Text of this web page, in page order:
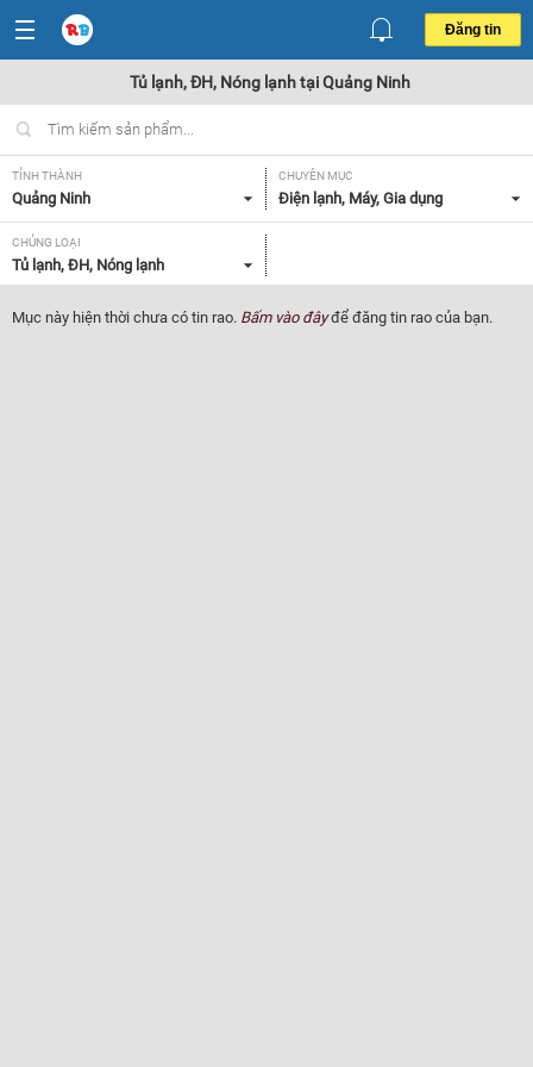
Đăng tin
Tủ lạnh, ĐH, Nóng lạnh tại Quảng Ninh
TỈNH THÀNH
Quảng Ninh
CHUYÊN MỤC
Điện lạnh, Máy, Gia dụng
CHỦNG LOẠI
Tủ lạnh, ĐH, Nóng lạnh
Mục này hiện thời chưa có tin rao. Bấm vào đâyđể đăng tin rao của bạn.